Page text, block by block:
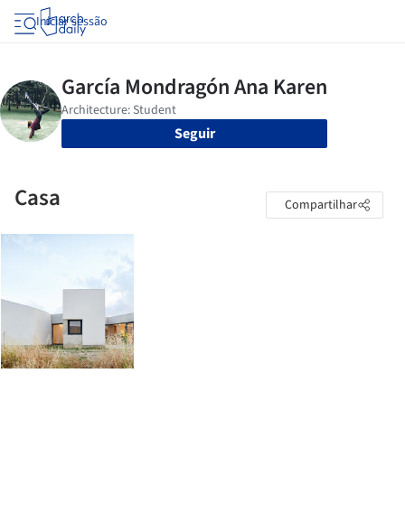
Iniciar sessão
Seguir
Casa Compartilhar